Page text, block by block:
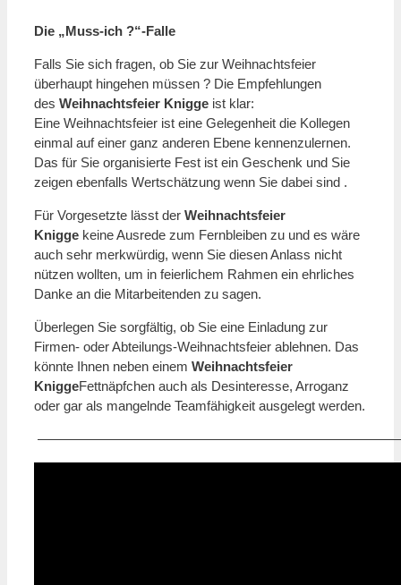
Die „Muss-ich ?“-Falle
Falls Sie sich fragen, ob Sie zur Weihnachtsfeier
überhaupt hingehen müssen ? Die Empfehlungen
des Weihnachtsfeier Knigge ist klar:
Eine Weihnachtsfeier ist eine Gelegenheit die Kollegen
einmal auf einer ganz anderen Ebene kennenzulernen.
Das für Sie organisierte Fest ist ein Geschenk und Sie
zeigen ebenfalls Wertschätzung wenn Sie dabei sind .
Für Vorgesetzte lässt der Weihnachtsfeier
Knigge keine Ausrede zum Fernbleiben zu und es wäre
auch sehr merkwürdig, wenn Sie diesen Anlass nicht
nützen wollten, um in feierlichem Rahmen ein ehrliches
Danke an die Mitarbeitenden zu sagen.
Überlegen Sie sorgfältig, ob Sie eine Einladung zur
Firmen- oder Abteilungs-Weihnachtsfeier ablehnen. Das
könnte Ihnen neben einem Weihnachtsfeier
KniggeFettnäpfchen auch als Desinteresse, Arroganz
oder gar als mangelnde Teamfähigkeit ausgelegt werden.